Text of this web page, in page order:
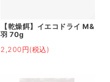
【乾燥餌】イエコドライ M&
羽 70g
2,200円(税込)